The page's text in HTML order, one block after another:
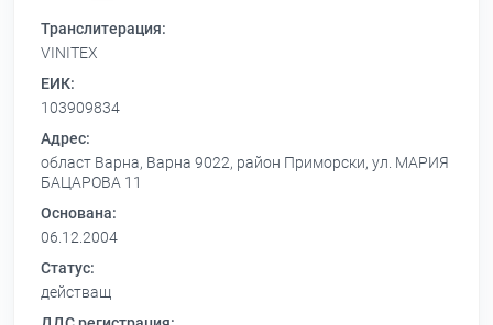
Транслитерация:
VINITEX
ЕИК:
103909834
Адрес:
област Варна, Варна 9022, район Приморски, ул. МАРИЯ
БАЦАРОВА 11
Основана:
06.12.2004
Статус:
действащ